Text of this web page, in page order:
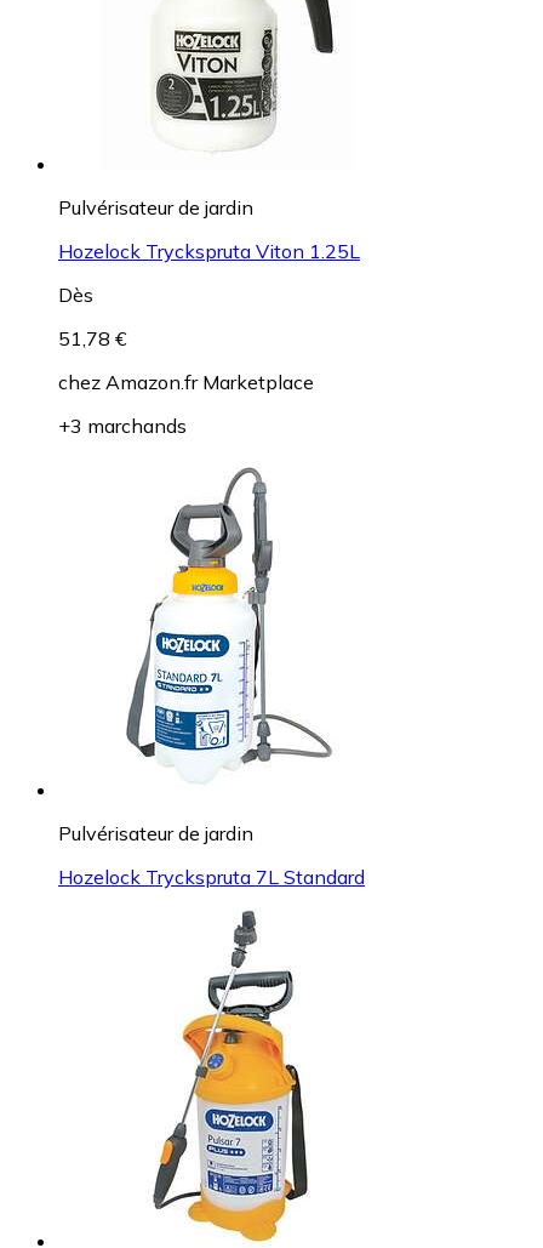
Pulvérisateur de jardin
Hozelock Tryckspruta Viton 1.25L
Dès
51,78 €
chez Amazon.fr Marketplace
+3 marchands
Pulvérisateur de jardin
Hozelock Tryckspruta 7L Standard